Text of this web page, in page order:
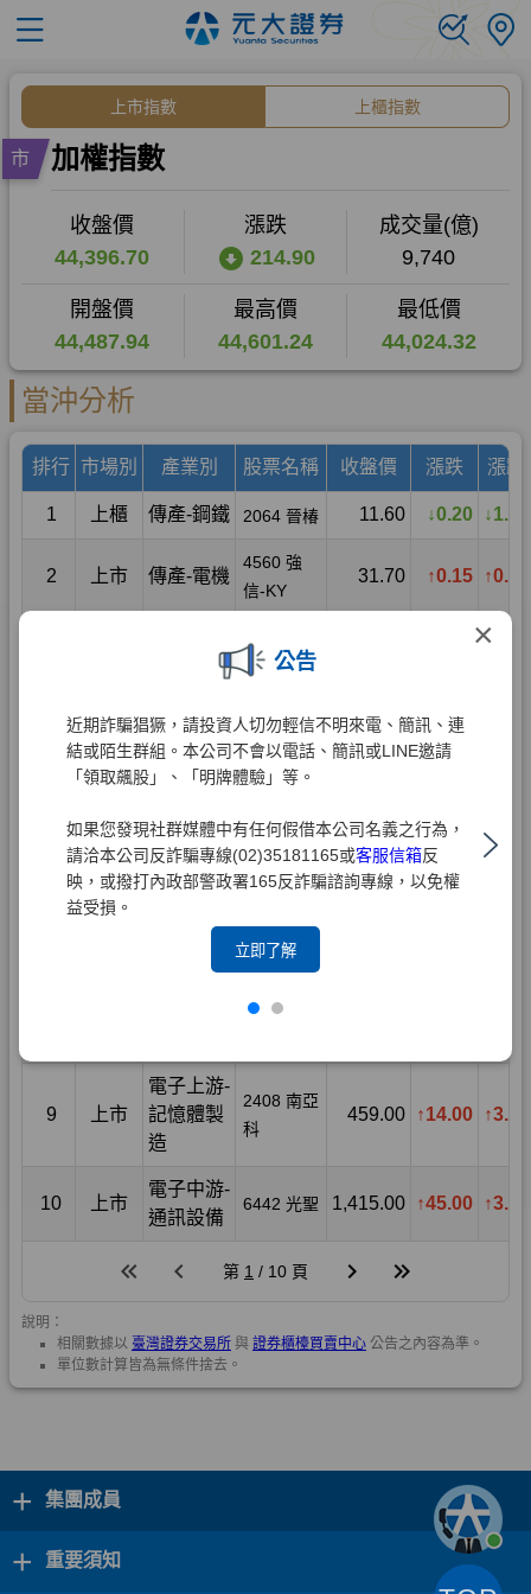
×
公告
近期詐騙猖獗，請投資人切勿輕信不明來電、簡訊、連
結或陌生群組。本公司不會以電話、簡訊或LINE邀請
「領取飆股」、「明牌體驗」等。
如果您發現社群媒體中有任何假借本公司名義之行為，
請洽本公司反詐騙專線(02)35181165或客服信箱反
映，或撥打內政部警政署165反詐騙諮詢專線，以免權
益受損。
立即了解
+ 集團成員
+ 重要須知